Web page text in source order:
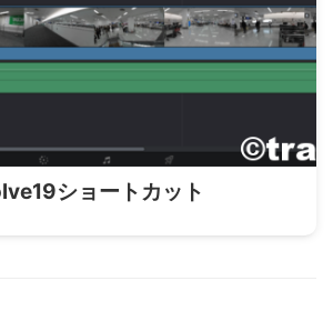
ショートカット